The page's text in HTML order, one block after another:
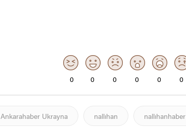
0 0 0 0 0 0
Ankarahaber Ukrayna nallıhan nallıhanhaber